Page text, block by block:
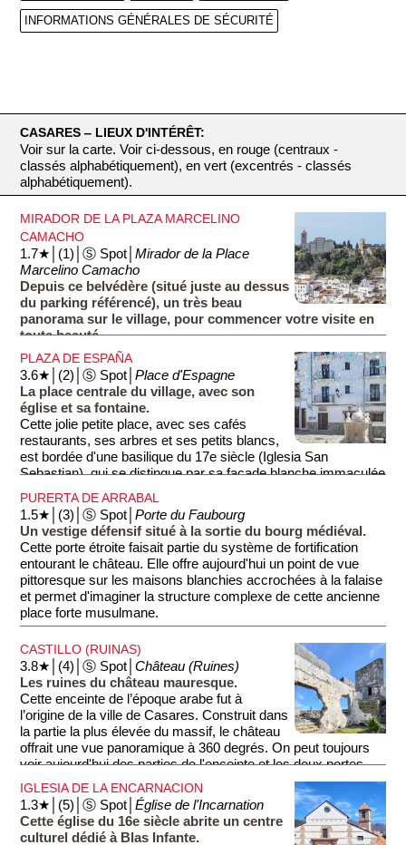
INFORMATIONS GÉNÉRALES DE SÉCURITÉ
CASARES ‒ LIEUX D'INTÉRÊT:
Voir sur la carte. Voir ci-dessous, en rouge (centraux -
classés alphabétiquement), en vert (excentrés - classés
alphabétiquement).
MIRADOR DE LA PLAZA MARCELINO
CAMACHO
1.7★│(1)│Ⓢ Spot│Mirador de la Place
Marcelino Camacho
Depuis ce belvédère (situé juste au dessus
du parking référencé), un très beau
panorama sur le village, pour commencer votre visite en
toute beauté.
Comme c'était le plus souvent le cas dans l'Espagne
musulmane, le sommet de la montagne était occupé par le
château (''al qasar'' en arabe). Sur la droite, vous apercevez
quelques ruines de l'ancien château. À gauche, vous
apercevez une église (Iglesia de la Encarnacion) dont le
clocher est le minaret de l'ancienne mosquée.
Si vous souhaitez jouir d'un panorama encore plus beau sur
Cruz, situé à 250 mètres environ, mais il faudra monter (voir
tracé vert).
PLAZA DE ESPAÑA
3.6★│(2)│Ⓢ Spot│Place d'Espagne
La place centrale du village, avec son
église et sa fontaine.
Cette jolie petite place, avec ses cafés
restaurants, ses arbres et ses petits blancs,
est bordée d'une basilique du 17e siècle (Iglesia San
Sebastian), qui se distingue par sa façade blanche immaculée
du Rosaire (Nuestra Señora del Rosario, patronne de
Casares (photo 3).
On trouve également sur la place une jolie fontaine du 18e
siècle (Fuente de Carlos III) (photo 1) ainsi que la statue de
Blas Infante (1885-1936), écrivain et homme politique
considéré comme le père du nationalisme andalou. Les plus
intéressés pourront visiter sa maison natale (voir ''Casa
PURERTA DE ARRABAL
1.5★│(3)│Ⓢ Spot│Porte du Faubourg
Un vestige défensif situé à la sortie du bourg médiéval.
Cette porte étroite faisait partie du système de fortification
entourant le château. Elle offre aujourd'hui un point de vue
pittoresque sur les maisons blanchies accrochées à la falaise
et permet d'imaginer la structure complexe de cette ancienne
place forte musulmane.
CASTILLO (RUINAS)
3.8★│(4)│Ⓢ Spot│Château (Ruines)
Les ruines du château mauresque.
Cette enceinte de l’époque arabe fut à
l’origine de la ville de Casares. Construit dans
la partie la plus élevée du massif, le château
offrait une vue panoramique à 360 degrés. On peut toujours
voir aujourd'hui des parties de l'enceinte et les deux portes
d’accès principales à la forteresse (Arrabal et Villa).
Depuis les ruines du château, vous aurez de beaux
panoramas: sur le village (depuis les ruines) et sur la
IGLESIA DE LA ENCARNACION
1.3★│(5)│Ⓢ Spot│Église de l'Incarnation
Cette église du 16e siècle abrite un centre
culturel dédié à Blas Infante.